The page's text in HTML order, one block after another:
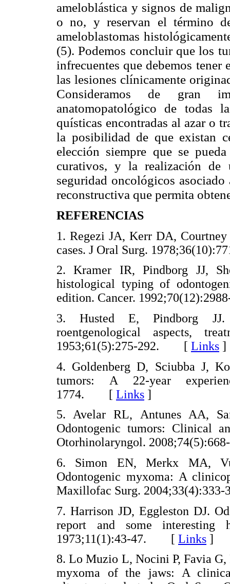
ameloblástica y signos de
o no, y reservan el término
ameloblastomas
(5). Podemos concluir que los
infrecuentes que debemos
las lesiones clínicamente
Consideramos de gran
anatomopatológico de todas
quísticas encontradas al azar o
la posibilidad de que existan
elección siempre que se
curativos, y la realización de
seguridad oncológicos
reconstructiva que permita
REFERENCIAS
1. Regezi JA, Kerr DA,
cases. J Oral Surg.
2. Kramer IR, Pindborg JJ,
histological typing of
edition. Cancer.
3. Husted E, Pindborg JJ.
roentgenological aspects,
1953;61(5):275-292. [ Links ]
4. Goldenberg D, Sciubba J,
tumors: A 22-year
1774. [ Links ]
5. Avelar RL, Antunes AA,
Odontogenic tumors: Clinical
Otorhinolaryngol.
6. Simon EN, Merkx MA,
Odontogenic myxoma: A
Maxillofac Surg.
7. Harrison JD, Eggleston DJ.
report and some
1973;11(1):43-47. [ Links ]
8. Lo Muzio L, Nocini P, Favia
myxoma of the jaws: A